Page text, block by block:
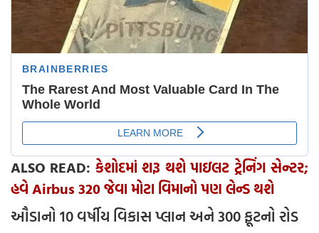
ALSO READ: કેશોદમાં શરૂ થશે પાઇલટ ટ્રેનિંગ સેન્ટર;
હવે Airbus 320 જેવા મોટા વિમાનો પણ લેન્ડ થશે
ઔડાનો 10 વર્ષીય વિકાસ પ્લાન અને 300 ફૂટનો રોડ